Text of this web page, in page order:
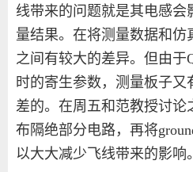
线带来的问题就是其电感会
量结果。在将测量数据和仿
之间有较大的差异。但由于
时的寄生参数，测量板子又
差的。在周五和范教授讨论
布隔绝部分电路，再将
以大大减少飞线带来的影响。